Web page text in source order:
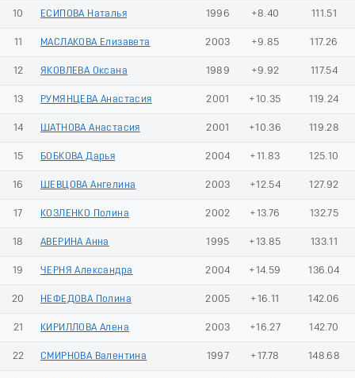
10 ЕСИПОВА Наталья 1996 +8.40 111.51
11 МАСЛАКОВА Елизавета 2003 +9.85 117.26
12 ЯКОВЛЕВА Оксана 1989 +9.92 117.54
13 РУМЯНЦЕВА Анастасия 2001 +10.35 119.24
14 ШАТНОВА Анастасия 2001 +10.36 119.28
15 БОБКОВА Дарья 2004 +11.83 125.10
16 ШЕВЦОВА Ангелина 2003 +12.54 127.92
17 КОЗЛЕНКО Полина 2002 +13.76 132.75
18 АВЕРИНА Анна 1995 +13.85 133.11
19 ЧЕРНЯ Александра 2004 +14.59 136.04
20 НЕФЕДОВА Полина 2005 +16.11 142.06
21 КИРИЛЛОВА Алена 2003 +16.27 142.70
22 СМИРНОВА Валентина 1997 +17.78 148.68